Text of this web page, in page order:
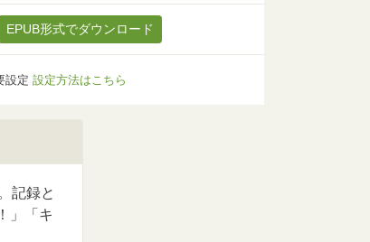
EPUB形式でダウンロード
設定 設定方法はこちら
記録と
」「キ